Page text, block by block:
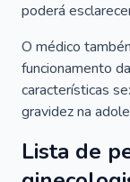
poderá
O médico
funcionamento
características
gravidez na
Lista de